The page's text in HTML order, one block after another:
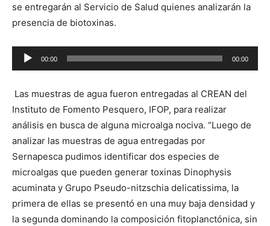
se entregarán al Servicio de Salud quienes analizarán la
presencia de biotoxinas.
Reproductor
de
00:00 00:00
Las muestras de agua fueron entregadas al CREAN del
Instituto de Fomento Pesquero, IFOP, para realizar
análisis en busca de alguna microalga nociva. “Luego de
analizar las muestras de agua entregadas por
Sernapesca pudimos identificar dos especies de
microalgas que pueden generar toxinas Dinophysis
acuminata y Grupo Pseudo-nitzschia delicatissima, la
primera de ellas se presentó en una muy baja densidad y
la segunda dominando la composición fitoplanctónica, sin